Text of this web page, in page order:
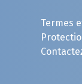
Termes